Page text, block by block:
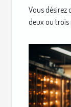
Vous
deux ou trois